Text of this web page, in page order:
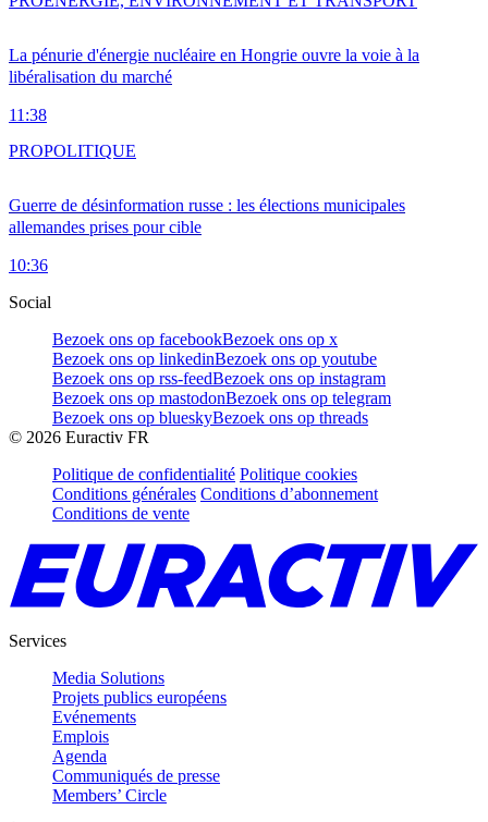
La pénurie d'énergie nucléaire en Hongrie ouvre la voie à la
libéralisation du marché
11:38
Guerre de désinformation russe : les élections municipales
allemandes prises pour cible
10:36
PROPOLITIQUE
Social
Bezoek ons op facebookBezoek ons op x
Bezoek ons op linkedinBezoek ons op youtube
Bezoek ons op rss-feedBezoek ons op instagram
Bezoek ons op mastodonBezoek ons op telegram
Bezoek ons op blueskyBezoek ons op threads
© 2026 Euractiv FR
Politique de confidentialité Politique cookies
Conditions générales Conditions d’abonnement
Conditions de vente
Services
Media Solutions
Projets publics européens
Evénements
Emplois
Agenda
Communiqués de presse
Members’ Circle